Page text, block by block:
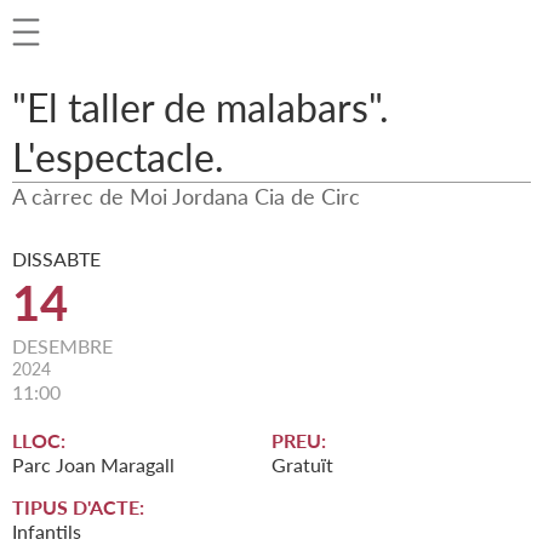
"El taller de malabars".
L'espectacle.
A càrrec de Moi Jordana Cia de Circ
DISSABTE
14
DESEMBRE
2024
11:00
LLOC:
Parc Joan Maragall
PREU:
Gratuït
TIPUS D'ACTE:
Infantils